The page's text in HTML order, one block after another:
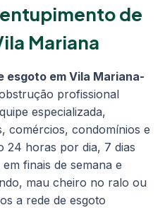
de
Mariana
esgoto em Vila Mariana-
profissional
especializada,
comércios, condomínios e
24 horas por dia, 7 dias
finais de semana e
mau cheiro no ralo ou
a rede de esgoto